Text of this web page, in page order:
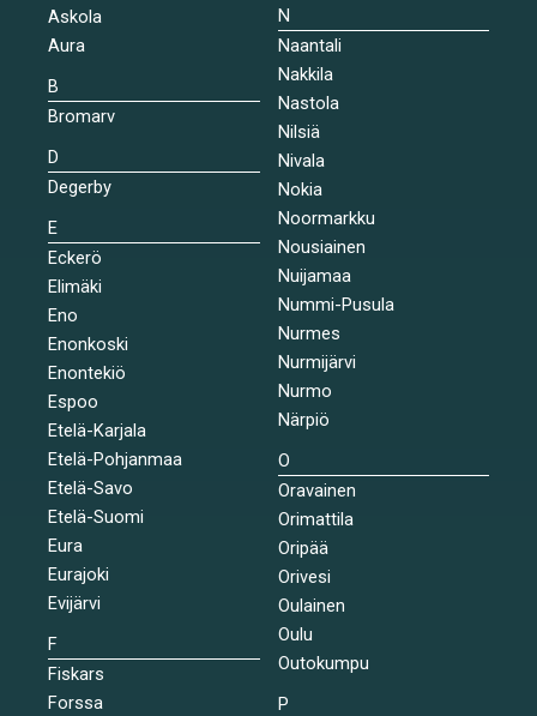
Askola
Aura
B
Bromarv
D
Degerby
E
Eckerö
Elimäki
Eno
Enonkoski
Enontekiö
Espoo
Etelä-Karjala
Etelä-Pohjanmaa
Etelä-Savo
Etelä-Suomi
Eura
Eurajoki
Evijärvi
F
Fiskars
Forssa
N
Naantali
Nakkila
Nastola
Nilsiä
Nivala
Nokia
Noormarkku
Nousiainen
Nuijamaa
Nummi-Pusula
Nurmes
Nurmijärvi
Nurmo
Närpiö
O
Oravainen
Orimattila
Oripää
Orivesi
Oulainen
Oulu
Outokumpu
P